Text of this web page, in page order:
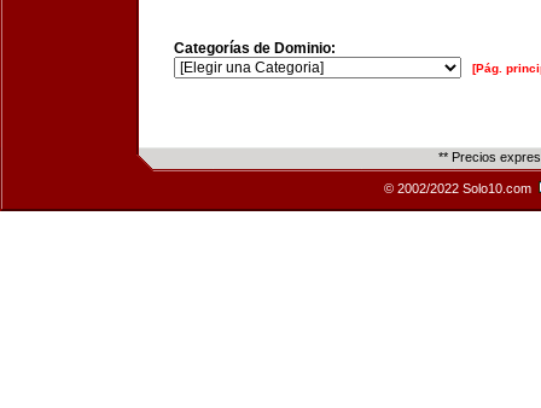
Categorías de Dominio:
[Pág.
** Precios
© 2002/2022 Solo10.com